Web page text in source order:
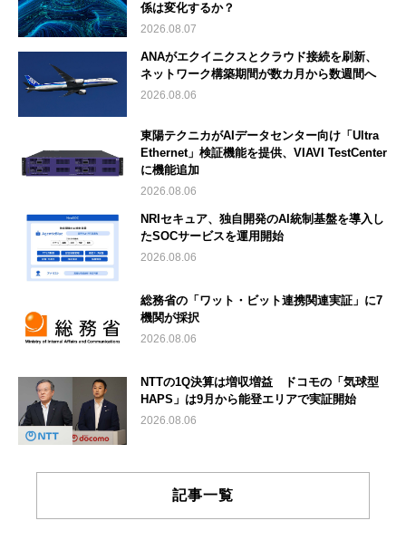
係は変化するか？
2026.08.07
ANAがエクイニクスとクラウド接続を刷新、
ネットワーク構築期間が数カ月から数週間へ
2026.08.06
東陽テクニカがAIデータセンター向け「Ultra
Ethernet」検証機能を提供、VIAVI TestCenter
に機能追加
2026.08.06
NRIセキュア、独自開発のAI統制基盤を導入し
たSOCサービスを運用開始
2026.08.06
総務省の「ワット・ビット連携関連実証」に7
機関が採択
2026.08.06
NTTの1Q決算は増収増益 ドコモの「気球型
HAPS」は9月から能登エリアで実証開始
2026.08.06
記事一覧